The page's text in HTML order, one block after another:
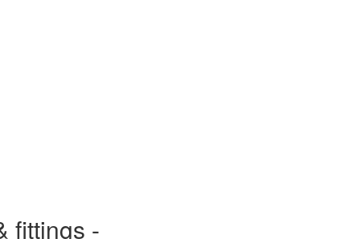
fittings -